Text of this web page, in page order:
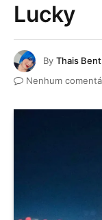
Lucky
By Thais
Nenhum